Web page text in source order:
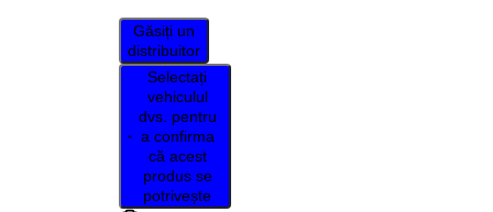
Găsiți un
distribuitor
Selectați
vehiculul
dvs. pentru
a confirma
că acest
produs se
potrivește